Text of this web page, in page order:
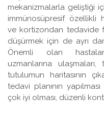
mekanizmalarla geliştiği
immünosüpresif özellikli
ve kortizondan tedavide
düşürmek için de ayrı
Önemli olan
uzmanlarına
tutulumun haritasının
tedavi planının
çok iyi olması, düzenli